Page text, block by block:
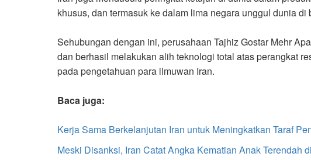
khusus, dan termasuk ke dalam lima negara unggul dunia di
Sehubungan dengan ini, perusahaan Tajhiz Gostar Mehr
dan berhasil melakukan alih teknologi total atas perangkat
pada pengetahuan para ilmuwan Iran.
Baca juga:
Kerja Sama Berkelanjutan Iran untuk Meningkatkan Taraf
Meski Disanksi, Iran Catat Angka Kematian Anak Terendah